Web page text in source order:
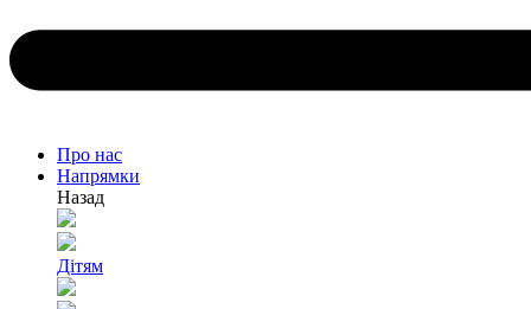
Про нас
Напрямки
Назад
Дітям